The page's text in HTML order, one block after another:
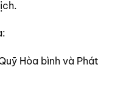
Hòa bình và Phát